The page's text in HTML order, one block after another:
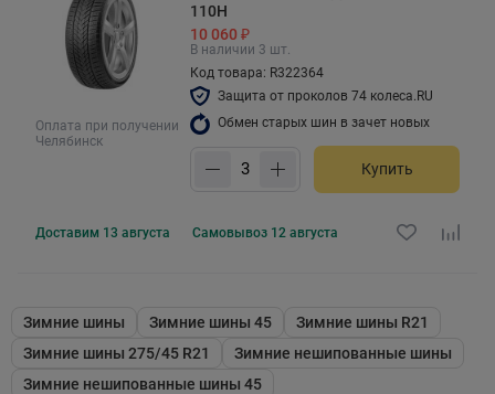
Оплата при получении
Челябинск
110H
10 060 ₽
В наличии 3 шт.
Код товара: R322364
Защита от проколов 74 колеса.RU
Обмен старых шин в зачет новых
Купить
Доставим 13 августа Самовывоз 12 августа
Зимние шины Зимние шины 45
Зимние шины R21
Зимние шины 275/45 R21
Зимние нешипованные шины
Зимние нешипованные шины 45